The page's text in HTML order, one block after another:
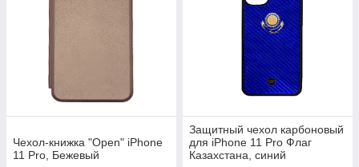
Чехол-книжка "Open" iPhone
11 Pro, Бежевый
Защитный чехол карбоновый
для iPhone 11 Pro Флаг
Казахстана, синий